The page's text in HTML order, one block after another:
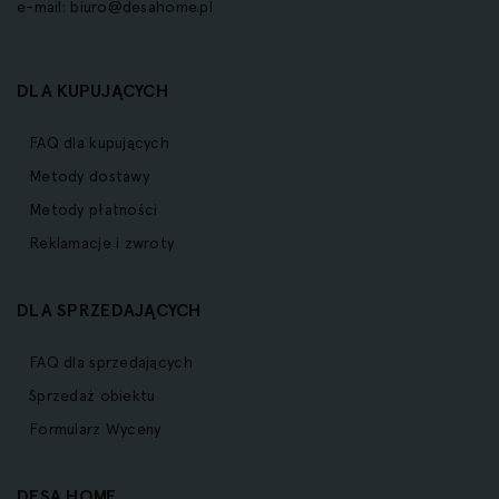
e-mail: biuro@desahome.pl
DLA KUPUJĄCYCH
FAQ dla kupujących
Metody dostawy
Metody płatności
Reklamacje i zwroty
DLA SPRZEDAJĄCYCH
FAQ dla sprzedających
Sprzedaż obiektu
Formularz Wyceny